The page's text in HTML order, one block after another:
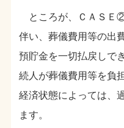
ところが、ＣＡＳＥ
伴い、葬儀費用等の出
預貯金を一切払戻しで
続人が葬儀費用等を負
経済状態によっては、
ます。